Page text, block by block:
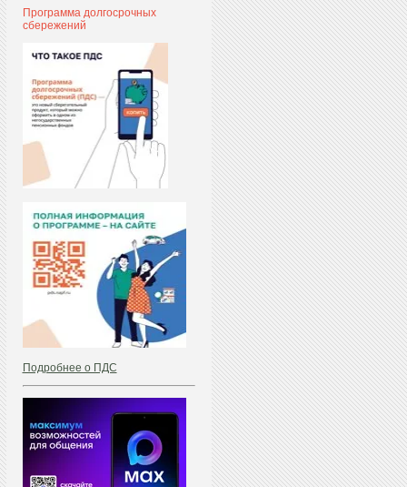
Программа долгосрочных
сбережений
Подробнее о ПДС